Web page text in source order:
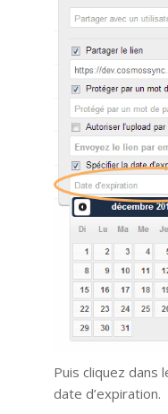
Puis cliquez dans
date d’expiration.